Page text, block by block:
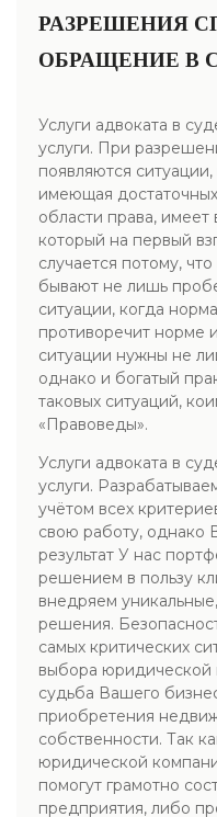
РАЗРЕШЕНИЯ
ОБРАЩЕНИЕ В
Услуги адвоката в
услуги. При
появляются
имеющая
области права,
который на первый
случается потому,
бывают не лишь
ситуации, когда
противоречит норме
ситуации нужны не
однако и богатый
таковых ситуаций,
«Правоведы».
Услуги адвоката в
услуги.
учётом всех
свою работу, однако
результат У нас
решением в пользу
внедряем
решения.
самых критических
выбора юридической
судьба Вашего
приобретения
собственности. Так
юридической
помогут грамотно
предприятия, либо